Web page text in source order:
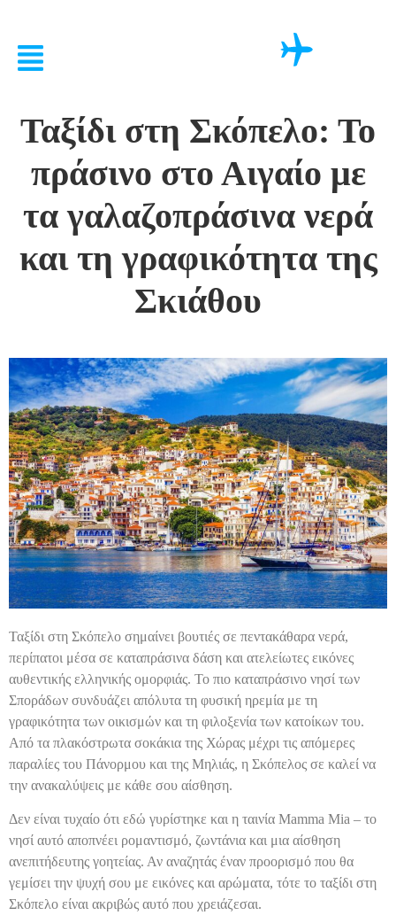
Ταξίδι στη Σκόπελο: Το
πράσινο στο Αιγαίο με
τα γαλαζοπράσινα νερά
και τη γραφικότητα της
Σκιάθου
Ταξίδι στη Σκόπελο σημαίνει βουτιές σε πεντακάθαρα νερά,
περίπατοι μέσα σε καταπράσινα δάση και ατελείωτες εικόνες
αυθεντικής ελληνικής ομορφιάς. Το πιο καταπράσινο νησί των
Σποράδων συνδυάζει απόλυτα τη φυσική ηρεμία με τη
γραφικότητα των οικισμών και τη φιλοξενία των κατοίκων του.
Από τα πλακόστρωτα σοκάκια της Χώρας μέχρι τις απόμερες
παραλίες του Πάνορμου και της Μηλιάς, η Σκόπελος σε καλεί να
την ανακαλύψεις με κάθε σου αίσθηση.
Δεν είναι τυχαίο ότι εδώ γυρίστηκε και η ταινία Mamma Mia – το
νησί αυτό αποπνέει ρομαντισμό, ζωντάνια και μια αίσθηση
ανεπιτήδευτης γοητείας. Αν αναζητάς έναν προορισμό που θα
γεμίσει την ψυχή σου με εικόνες και αρώματα, τότε το ταξίδι στη
Σκόπελο είναι ακριβώς αυτό που χρειάζεσαι.